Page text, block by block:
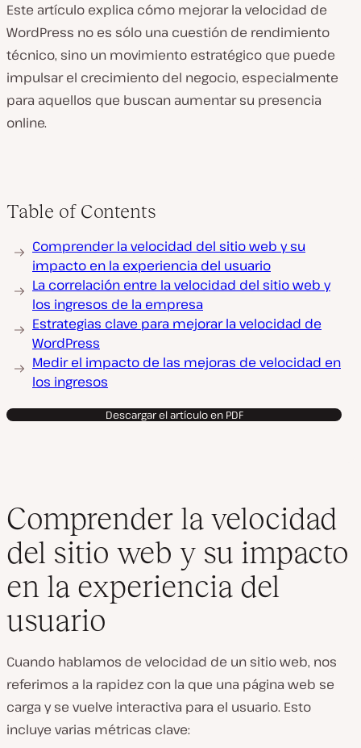
Este artículo explica cómo mejorar la velocidad de
WordPress no es sólo una cuestión de rendimiento
técnico, sino un movimiento estratégico que puede
impulsar el crecimiento del negocio, especialmente
para aquellos que buscan aumentar su presencia
online.
Table of Contents
Comprender la velocidad del sitio web y su
impacto en la experiencia del usuario
La correlación entre la velocidad del sitio web y
los ingresos de la empresa
Estrategias clave para mejorar la velocidad de
WordPress
Medir el impacto de las mejoras de velocidad en
los ingresos
Descargar el artículo en PDF
Comprender la velocidad
del sitio web y su impacto
en la experiencia del
usuario
Cuando hablamos de velocidad de un sitio web, nos
referimos a la rapidez con la que una página web se
carga y se vuelve interactiva para el usuario. Esto
incluye varias métricas clave: